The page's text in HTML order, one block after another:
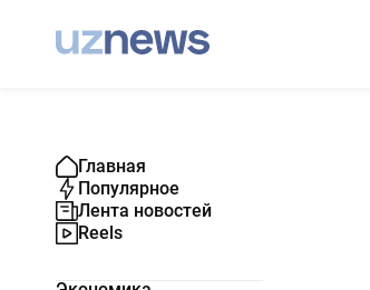
Главная
Популярное
Лента новостей
Reels